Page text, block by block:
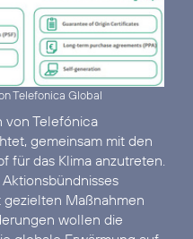
Telefonica Global
von Telefónica
gemeinsam mit den
für das Klima anzutreten.
gezielten Maßnahmen
wollen die